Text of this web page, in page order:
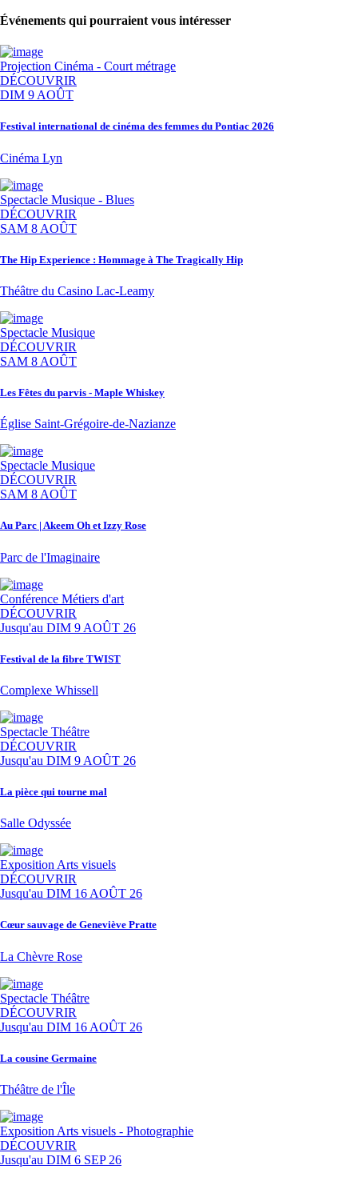
Événements qui pourraient vous intéresser
Projection Cinéma - Court métrage
DÉCOUVRIR
DIM 9 AOÛT
Festival international de cinéma des femmes du Pontiac 2026
Cinéma Lyn
Spectacle Musique - Blues
DÉCOUVRIR
SAM 8 AOÛT
The Hip Experience : Hommage à The Tragically Hip
Théâtre du Casino Lac-Leamy
Spectacle Musique
DÉCOUVRIR
SAM 8 AOÛT
Les Fêtes du parvis - Maple Whiskey
Église Saint-Grégoire-de-Nazianze
Spectacle Musique
DÉCOUVRIR
SAM 8 AOÛT
Au Parc | Akeem Oh et Izzy Rose
Parc de l'Imaginaire
Conférence Métiers d'art
DÉCOUVRIR
Jusqu'au DIM 9 AOÛT 26
Festival de la fibre TWIST
Complexe Whissell
Spectacle Théâtre
DÉCOUVRIR
Jusqu'au DIM 9 AOÛT 26
La pièce qui tourne mal
Salle Odyssée
Exposition Arts visuels
DÉCOUVRIR
Jusqu'au DIM 16 AOÛT 26
Cœur sauvage de Geneviève Pratte
La Chèvre Rose
Spectacle Théâtre
DÉCOUVRIR
Jusqu'au DIM 16 AOÛT 26
La cousine Germaine
Théâtre de l'Île
Exposition Arts visuels - Photographie
DÉCOUVRIR
Jusqu'au DIM 6 SEP 26